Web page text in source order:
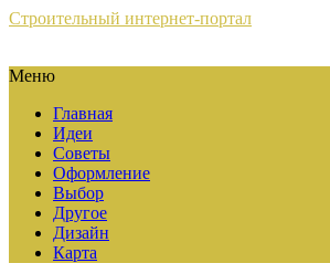
Строительный интернет-портал
Меню
Главная
Идеи
Советы
Оформление
Выбор
Другое
Дизайн
Карта